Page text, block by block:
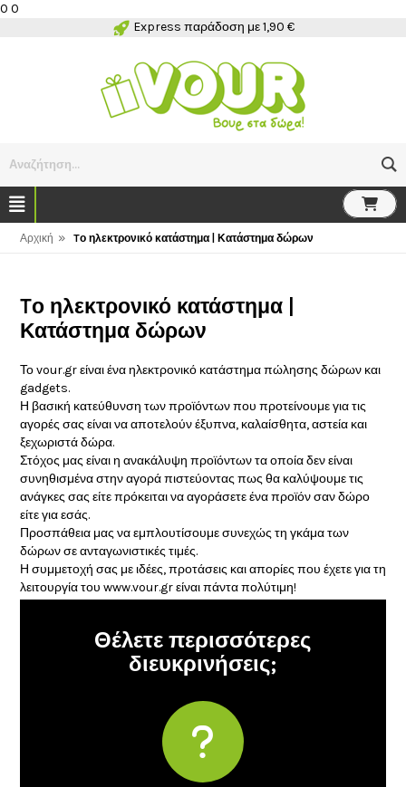
0 0
Express παράδοση με 1,90 €
Αναζήτηση...
Αρχική » Tο ηλεκτρονικό κατάστημα | Κατάστημα δώρων
Tο ηλεκτρονικό κατάστημα |
Κατάστημα δώρων
Το vour.gr είναι ένα ηλεκτρονικό κατάστημα πώλησης δώρων και
gadgets.
Η βασική κατεύθυνση των προϊόντων που προτείνουμε για τις
αγορές σας είναι να αποτελούν έξυπνα, καλαίσθητα, αστεία και
ξεχωριστά δώρα.
Στόχος μας είναι η ανακάλυψη προϊόντων τα οποία δεν είναι
συνηθισμένα στην αγορά πιστεύοντας πως θα καλύψουμε τις
ανάγκες σας είτε πρόκειται να αγοράσετε ένα προϊόν σαν δώρο
είτε για εσάς.
Προσπάθεια μας να εμπλουτίσουμε συνεχώς τη γκάμα των
δώρων σε ανταγωνιστικές τιμές.
Η συμμετοχή σας με ιδέες, προτάσεις και απορίες που έχετε για τη
λειτουργία του www.vour.gr είναι πάντα πολύτιμη!
Θέλετε περισσότερες
διευκρινήσεις;